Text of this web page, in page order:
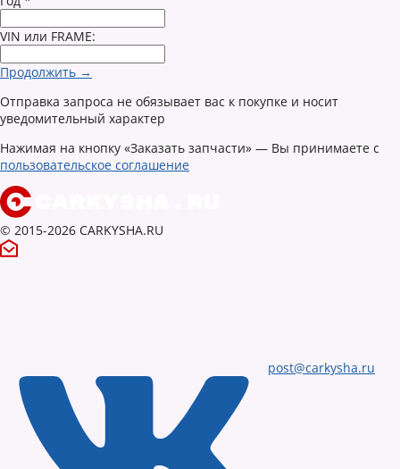
VIN или FRAME:
Продолжить →
Отправка запроса не обязывает вас к покупке и носит
уведомительный характер
Нажимая на кнопку «Заказать запчасти» — Вы принимаете с
пользовательское соглашение
© 2015-2026 CARKYSHA.RU
post@carkysha.ru